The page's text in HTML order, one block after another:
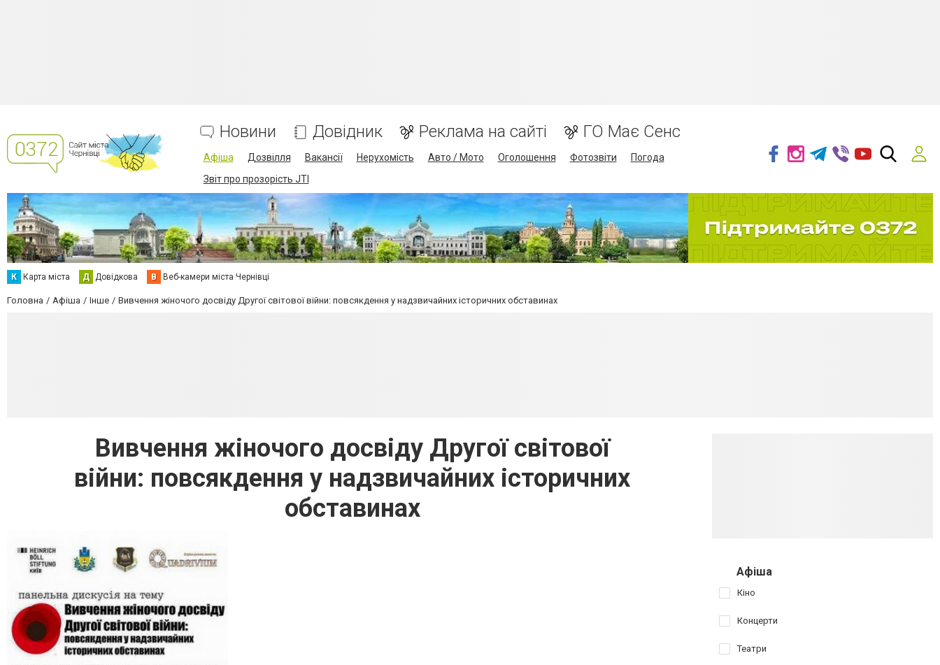
Новини Довідник Реклама на сайті ГО Має Сенс
Афіша Дозвілля Вакансії Нерухомість Авто / Мото Оголошення Фотозвіти
Погода
Звіт про прозорість JTI
К Карта міста Д Довідкова В Веб-камери міста Чернівці
Головна Афіша Інше Вивчення жіночого досвіду Другої світової війни: повсякдення у надзвичайних історичних обставинах
Вивчення жіночого досвіду Другої світової
війни: повсякдення у надзвичайних історичних
обставинах
Афіша
Кіно
Концерти
Театри